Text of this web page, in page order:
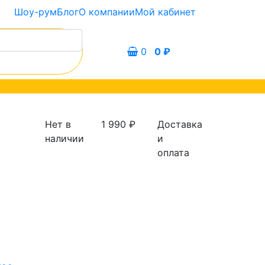
Шоу-румБлогО компанииМой кабинет
0 0 ₽
Нет в
наличии
1 990 ₽
Доставка
и
оплата